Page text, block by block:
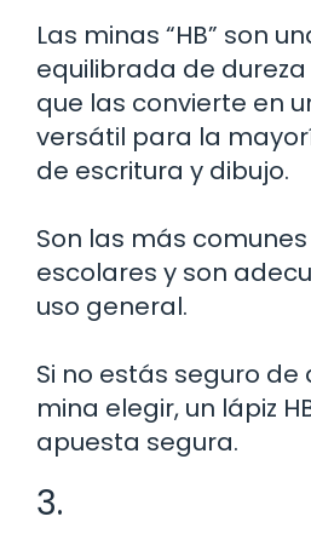
Las minas “HB” son
equilibrada de
que las convierte en
versátil para la
de escritura y dibujo.
Son las más
escolares y son
uso general.
Si no estás seguro de
mina elegir, un lápiz
apuesta segura.
3.